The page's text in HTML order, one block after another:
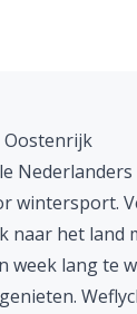
Oostenrijk
wintersport.
naar het land
week lang te